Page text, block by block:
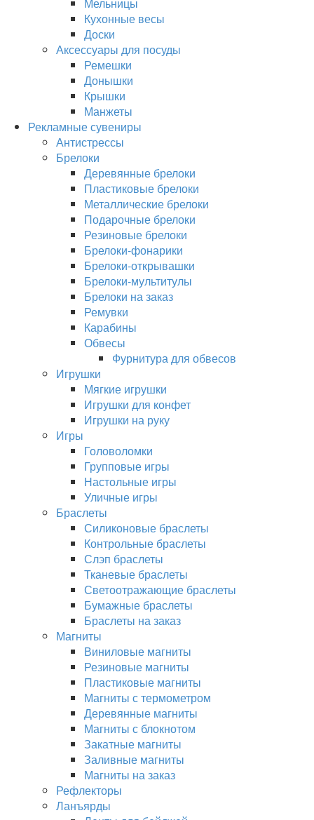
Кухонные весы
Доски
Аксессуары для посуды
Ремешки
Донышки
Крышки
Манжеты
Рекламные сувениры
Антистрессы
Брелоки
Деревянные брелоки
Пластиковые брелоки
Металлические брелоки
Подарочные брелоки
Резиновые брелоки
Брелоки-фонарики
Брелоки-открывашки
Брелоки-мультитулы
Брелоки на заказ
Ремувки
Карабины
Обвесы
Фурнитура для обвесов
Игрушки
Мягкие игрушки
Игрушки для конфет
Игрушки на руку
Игры
Головоломки
Групповые игры
Настольные игры
Уличные игры
Браслеты
Силиконовые браслеты
Контрольные браслеты
Слэп браслеты
Тканевые браслеты
Светоотражающие браслеты
Бумажные браслеты
Браслеты на заказ
Магниты
Виниловые магниты
Резиновые магниты
Пластиковые магниты
Магниты с термометром
Деревянные магниты
Магниты с блокнотом
Закатные магниты
Заливные магниты
Магниты на заказ
Рефлекторы
Ланъярды